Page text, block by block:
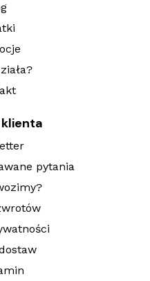
klienta
pytania